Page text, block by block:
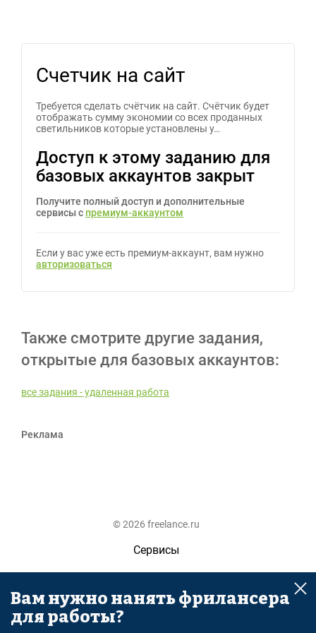
Счетчик на сайт
Требуется сделать счётчик на сайт. Счётчик будет
отображать сумму экономии со всех проданных
светильников которые установлены у…
Доступ к этому заданию для
базовых аккаунтов закрыт
Получите полный доступ и дополнительные
сервисы с премиум-аккаунтом
Если у вас уже есть премиум-аккаунт, вам нужно
авторизоваться
Также смотрите другие задания,
открытые для базовых аккаунтов:
все задания - удаленная работа
Реклама
© 2026 freelance.ru
Сервисы
Помощь
Поиск
Вам нужно нанять фрилансера
для работы?